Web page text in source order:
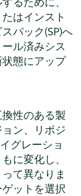
はインスト
パック(SP)へ
ル済みシス
態にアップ
性のある製
ン、リポジ
グレーショ
に変化し、
て異なりま
ットを選択